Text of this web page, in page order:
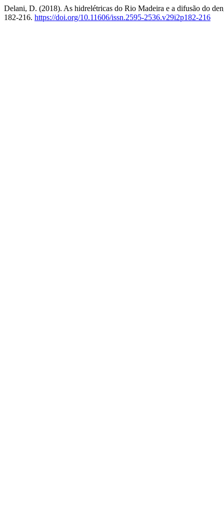
Delani, D. (2018). As hidrelétricas do Rio Madeira e a difusão do
182-216. https://doi.org/10.11606/issn.2595-2536.v29i2p182-216